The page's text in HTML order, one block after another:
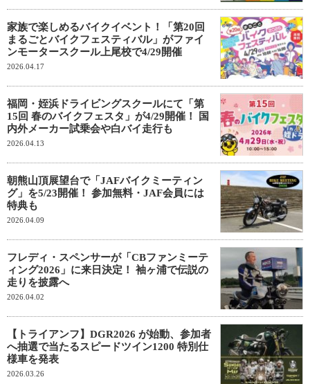
家族で楽しめるバイクイベント！「第20回
まるごとバイクフェスティバル」がファイ
ンモータースクール上尾校で4/29開催
2026.04.17
福岡・姪浜ドライビングスクールにて「第
15回 春のバイクフェスタ」が4/29開催！ 国
内外メーカー試乗会や白バイ走行も
2026.04.13
朝熊山頂展望台で「JAFバイクミーティン
グ」を5/23開催！ 参加無料・JAF会員には
特典も
2026.04.09
フレディ・スペンサーが「CBファンミーテ
ィング2026」に来日決定！ 袖ヶ浦で伝説の
走りを披露へ
2026.04.02
【トライアンフ】DGR2026 が始動、参加者
へ抽選で当たるスピードツイン1200 特別仕
様車を発表
2026.03.26